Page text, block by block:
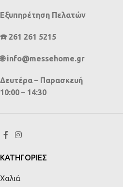
Εξυπηρέτηση Πελατών
☎️ 261 261 5215
🌐 info@messehome.gr
Δευτέρα – Παρασκευή
10:00 – 14:30
ΚΑΤΗΓΟΡΙΕΣ
Χαλιά